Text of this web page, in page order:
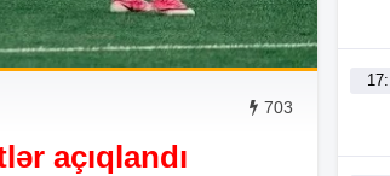
703
açıqlandı